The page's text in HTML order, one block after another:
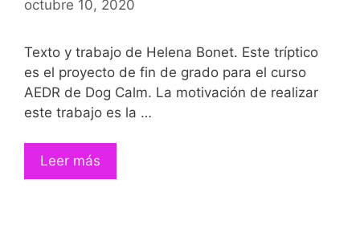
octubre 10, 2020
Texto y trabajo de Helena Bonet. Este tríptico
es el proyecto de fin de grado para el curso
AEDR de Dog Calm. La motivación de realizar
este trabajo es la …
Leer más